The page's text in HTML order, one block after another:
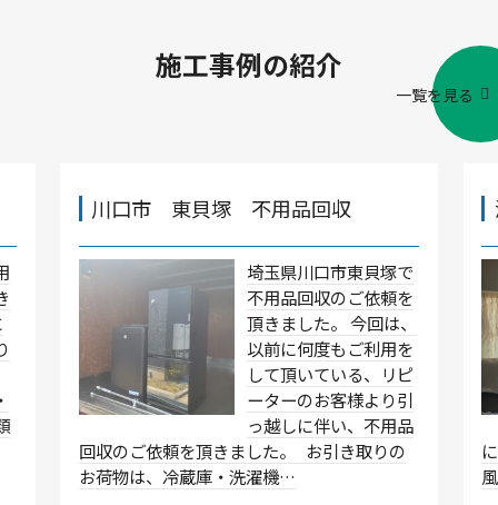
施工事例の紹介
一覧を見る
川口市 東貝塚 不用品回収
埼玉県川口市東貝塚で
不用品回収のご依頼を
頂きました。 今回は、
以前に何度もご利用を
して頂いている、リピ
ーターのお客様より引
っ越しに伴い、不用品
回収のご依頼を頂きました。 お引き取りの
お荷物は、冷蔵庫・洗濯機…